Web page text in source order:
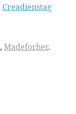
Creadienstag
, Madeforher.